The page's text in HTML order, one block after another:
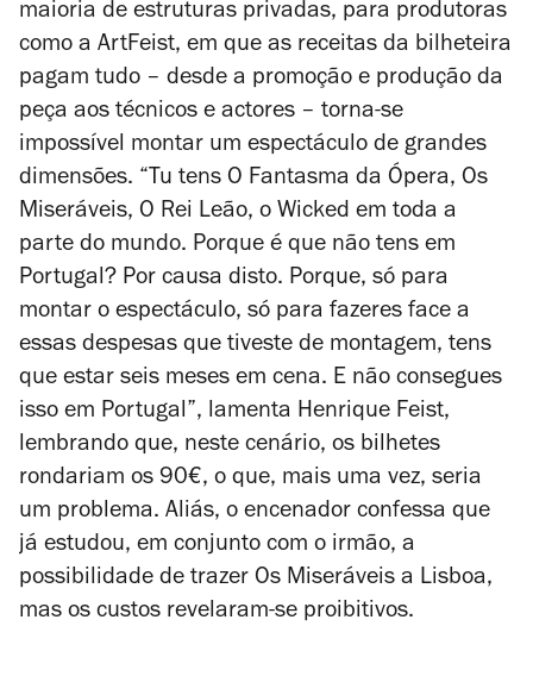
maioria de estruturas privadas, para produtoras
como a ArtFeist, em que as receitas da bilheteira
pagam tudo – desde a promoção e produção da
peça aos técnicos e actores – torna-se
impossível montar um espectáculo de grandes
dimensões. “Tu tens O Fantasma da Ópera, Os
Miseráveis, O Rei Leão, o Wicked em toda a
parte do mundo. Porque é que não tens em
Portugal? Por causa disto. Porque, só para
montar o espectáculo, só para fazeres face a
essas despesas que tiveste de montagem, tens
que estar seis meses em cena. E não consegues
isso em Portugal”, lamenta Henrique Feist,
lembrando que, neste cenário, os bilhetes
rondariam os 90€, o que, mais uma vez, seria
um problema. Aliás, o encenador confessa que
já estudou, em conjunto com o irmão, a
possibilidade de trazer Os Miseráveis a Lisboa,
mas os custos revelaram-se proibitivos.